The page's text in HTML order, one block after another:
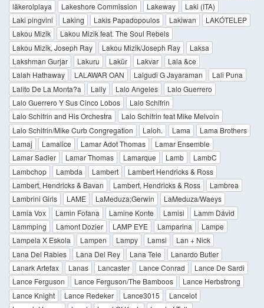
läkerolplaya
Lakeshore Commission Lakeway
Laki (ITA)
Laki pingvini
Laking Lakis Papadopoulos Lakiwan
LAKÓTELEP
Lakou Mizik
Lakou Mizik feat. The Soul Rebels
Lakou Mizik, Joseph Ray
Lakou Mizik/Joseph Ray
Laksa
Lakshman Gurjar
Lakuru Lakür Lakvar
Lala &ce
Lalah Hathaway
LALAWAR OAN Lalgudi G Jayaraman
Lali Puna
Lalito De La Monta?a
Lally Lalo Angeles
Lalo Guerrero
Lalo Guerrero Y Sus Cinco Lobos
Lalo Schifrin
Lalo Schifrin and His Orchestra
Lalo Schifrin feat Mike Melvoin
Lalo Schifrin/Mike Curb Congregation
Laloh. Lama
Lama Brothers
Lamaj
Lamalice Lamar Adot Thomas
Lamar Ensemble
Lamar Sadier
Lamar Thomas Lamarque Lamb
LambC
Lambchop
Lambda Lambert
Lambert Hendricks & Ross
Lambert, Hendricks & Bavan
Lambert, Hendricks & Ross
Lambrea
Lambrini Girls
LAME LaMeduza;Gerwin
LaMeduza/Waeys
Lamia Vox
Lamin Fofana Lamine Konte Lamisi
Lamm Dávid
Lammping
Lamont Dozier LAMP EYE Lamparina
Lampe
Lampela X Eskola
Lampen Lampy Lamsi
Lan + Nick
Lana Del Rabies
Lana Del Rey Lana Tele
Lanardo Butler
Lanark Artefax
Lanas Lancaster Lance Conrad
Lance De Sardi
Lance Ferguson
Lance Ferguson/The Bamboos
Lance Herbstrong
Lance Knight
Lance Redeker Lance3015
Lancelot